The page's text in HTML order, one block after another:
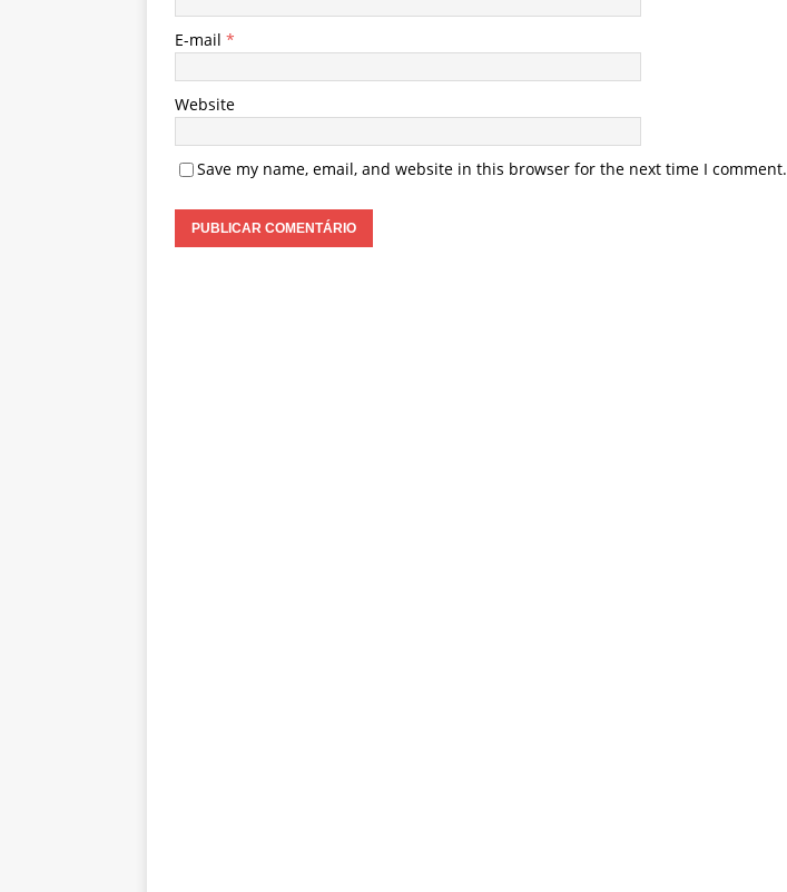
E-mail *
Website
Save my name, email, and website in this browser for the next time I comment.